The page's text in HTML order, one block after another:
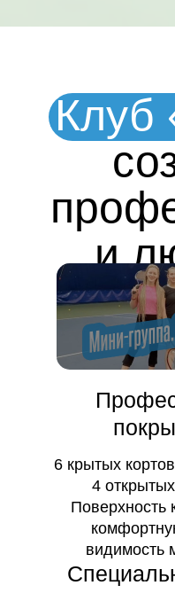
Клуб
и
6 крытых
4
Поверхность
видимость